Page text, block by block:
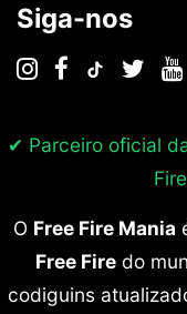
Siga-nos
✔ Parceiro oficial
O Free Fire Mania
Free Firedo
codiguins